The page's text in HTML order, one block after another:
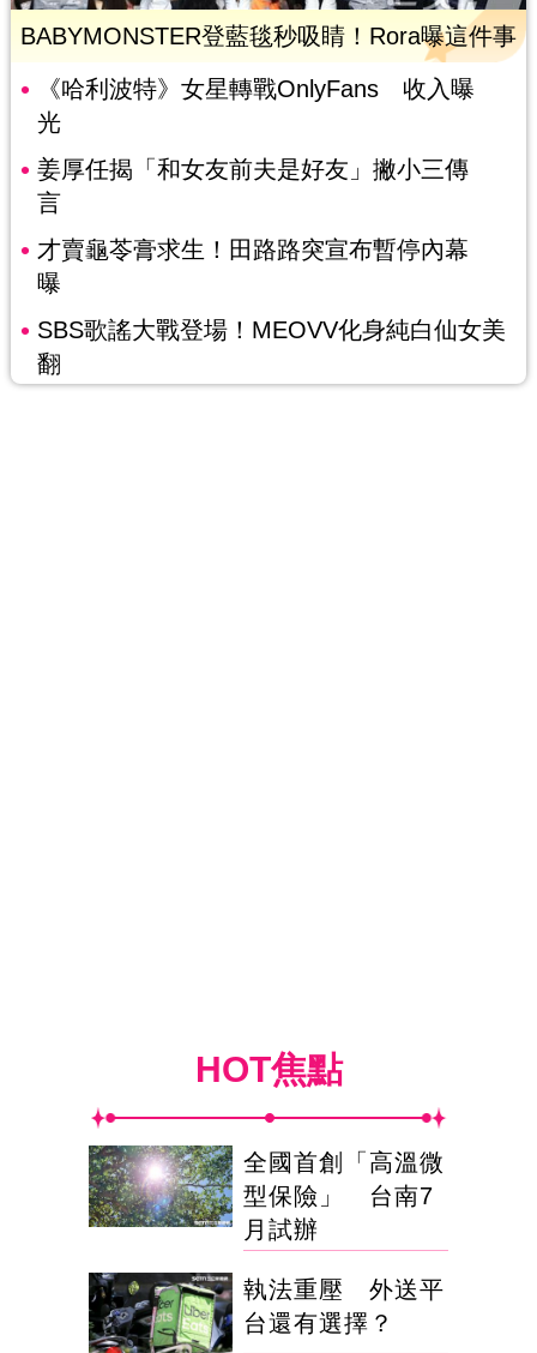
BABYMONSTER登藍毯秒吸睛！Rora曝這件事
《哈利波特》女星轉戰OnlyFans 收入曝
光
姜厚任揭「和女友前夫是好友」撇小三傳
言
才賣龜苓膏求生！田路路突宣布暫停內幕
曝
SBS歌謠大戰登場！MEOVV化身純白仙女美
翻
HOT焦點
全國首創「高溫微
型保險」 台南7
月試辦
執法重壓 外送平
台還有選擇？